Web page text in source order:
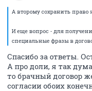
А второму сохранить право
И еще вопрос - для
специальные фразы в
Спасибо за ответы.
А про доли, я так
то брачный договор
согласии обоих